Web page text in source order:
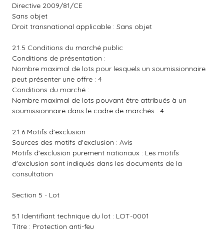
Directive 2009/81/CE
Sans objet
Droit transnational applicable : Sans objet
2.1.5 Conditions du marché public
Conditions de présentation :
Nombre maximal de lots pour lesquels un soumissionnaire
peut présenter une offre : 4
Conditions du marché :
Nombre maximal de lots pouvant être attribués à un
soumissionnaire dans le cadre de marchés : 4
2.1.6 Motifs d'exclusion
Sources des motifs d'exclusion : Avis
Motifs d'exclusion purement nationaux : Les motifs
d'exclusion sont indiqués dans les documents de la
consultation
Section 5 - Lot
5.1 Identifiant technique du lot : LOT-0001
Titre : Protection anti-feu